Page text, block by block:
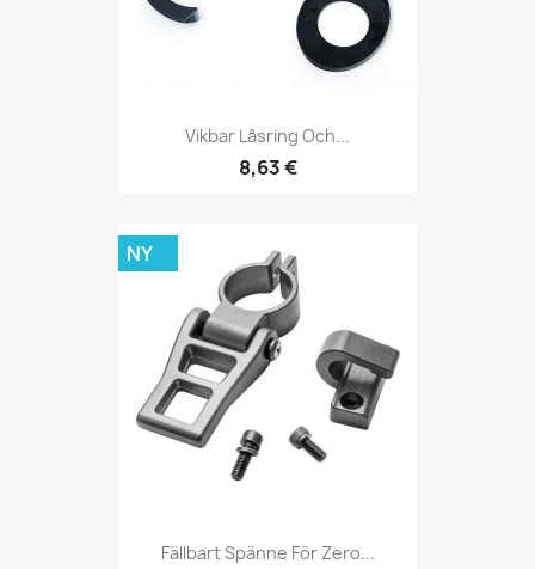
Vikbar Låsring Och...
8,63 €
Fällbart Spänne För Zero...
NY